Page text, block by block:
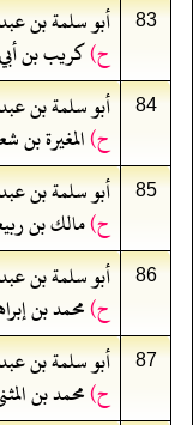
83 أبو سلمة بن
ح)كريب بن
84 أبو سلمة بن
ح)المغيرة بن
85 أبو سلمة بن
ح)مالك بن
86 أبو سلمة بن
ح)محمد بن
87 أبو سلمة بن
ح)محمد بن